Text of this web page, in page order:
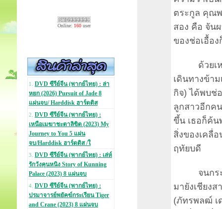
Online: 160 user
1. DVD ซีรีย์จีน (พากย์ไทย) : ล่า
หยก (2026) Pursuit of Jade 8
แผ่นจบ/ Harddisk ฮาร์ดดิส
2. DVD ซีรีย์จีน (พากย์ไทย) :
เหนือเมฆาชะตาลิขิต (2023) My
Journey to You 5 แผ่น
จบ/Harddisk ฮาร์ดดิส /ใ
3. DVD ซีรีย์จีน (พากย์ไทย) : เล่ห์
รักวังคุนหนิง Story of Kunning
Palace (2023) 8 แผ่นจบ
4. DVD ซีรีย์จีน (พากย์ไทย) :
ปรมาจารย์พยัคฆ์กระเรียน Tiger
and Crane (2023) 8 แผ่นจบ
ตระกูล คุณ
สอง คือ จัน
ของช่อเอื้อง
ด้วยเหตุ
เดินทางข้า
กิจ) ได้พบช่
ลูกสาวอีกค
ขึ้น เธอก็ค้น
สิ่งของเคลื่
ฤทัยบดี
จนกระทั่
มายังเชียง
(ภัทรพลฒ์ เ